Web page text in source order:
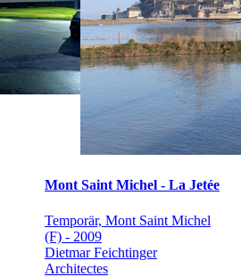
Mont Saint Michel - La Jetée
Temporär, Mont Saint Michel
(F) - 2009
Dietmar Feichtinger
Architectes